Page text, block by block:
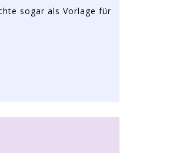
sogar als Vorlage für